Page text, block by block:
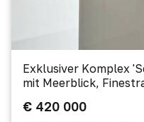
Exklusiver Komplex
mit Meerblick,
€ 420 000